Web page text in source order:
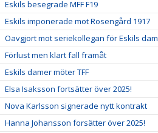
Eskils besegrade MFF F19
Eskils imponerade mot Rosengård 1917
Oavgjort mot seriekollegan för Eskils dam
Förlust men klart fall framåt
Eskils damer möter TFF
Elsa Isaksson fortsätter över 2025!
Nova Karlsson signerade nytt kontrakt
Hanna Johansson forsätter över 2025!